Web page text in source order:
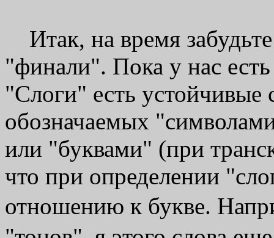
Итак, на время
"финали". Пока у нас
"Слоги" есть устойчивые
обозначаемых
или "буквами" (при
что при определении
отношению к букве.